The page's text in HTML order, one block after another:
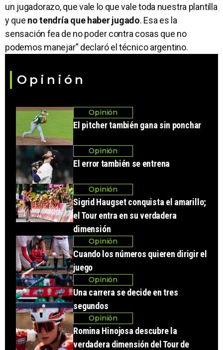
un jugadorazo, que vale lo que vale toda nuestra plantilla
y que no tendría que haber jugado. Esa es la
sensación fea de no poder contra cosas que no
podemos manejar” declaró el técnico argentino.
Opinión
Opinión
El pitcher también gana sin ponchar
Opinión
El error también se entrena
Opinión
Sigrid Haugset conquista el amarillo;
el Tour entra en su verdadera
dimensión
Opinión
Cuando los números quieren dirigir el
juego
Opinión
Una carrera se decide en tres
segundos
Opinión
Romina Hinojosa descubre la
verdadera dimensión del Tour de